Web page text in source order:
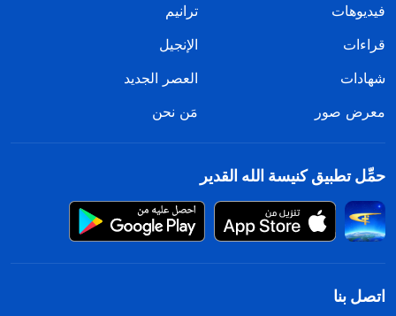
فيديوهات
ترانيم
قراءات
الإنجيل
شهادات
العصر الجديد
معرض صور
مَن نحن
حمِّل تطبيق كنيسة الله القدير
اتصل بنا